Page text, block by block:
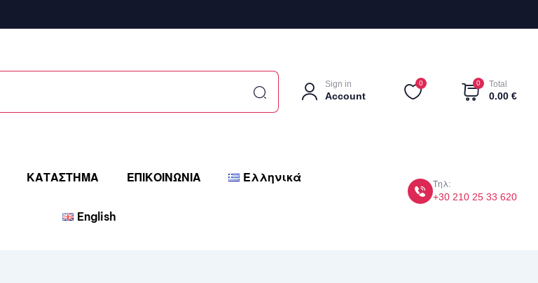
Sign in
Account
0 0 Total
0.00 €
ΚΑΤΑΣΤΗΜΑ ΕΠΙΚΟΙΝΩΝΙΑ Ελληνικά
English
Τηλ:
+30 210 25 33 620